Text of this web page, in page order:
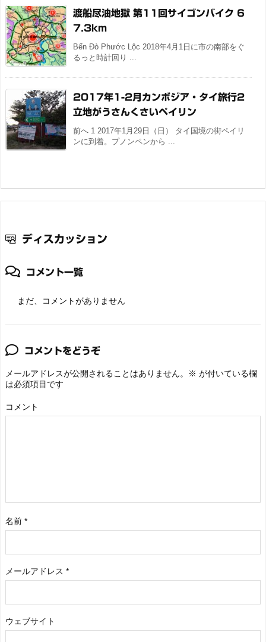
渡船尽油地獄 第11回サイゴンバイク 6
7.3km
Bến Đò Phước Lộc 2018年4月1日に市の南部をぐ
るっと時計回り ...
2017年1-2月カンボジア・タイ旅行2
立地がうさんくさいペイリン
前へ 1 2017年1月29日（日） タイ国境の街ペイリ
ンに到着。プノンペンから ...
ディスカッション
コメント一覧
まだ、コメントがありません
コメントをどうぞ
メールアドレスが公開されることはありません。 ※ が付いている欄
は必須項目です
コメント
名前 *
メールアドレス *
ウェブサイト